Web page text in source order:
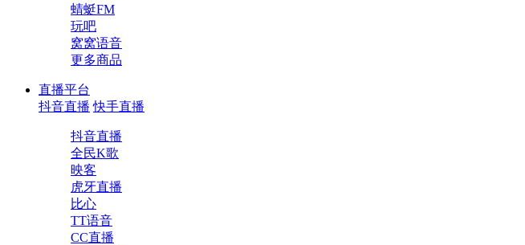
蜻蜓FM
玩吧
窝窝语音
更多商品
直播平台
抖音直播 快手直播
抖音直播
全民K歌
映客
虎牙直播
比心
TT语音
CC直播